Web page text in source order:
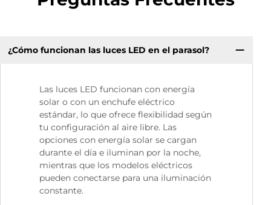
¿Cómo funcionan las luces LED en el parasol?
Las luces LED funcionan con energía
solar o con un enchufe eléctrico
estándar, lo que ofrece flexibilidad según
tu configuración al aire libre. Las
opciones con energía solar se cargan
durante el día e iluminan por la noche,
mientras que los modelos eléctricos
pueden conectarse para una iluminación
constante.